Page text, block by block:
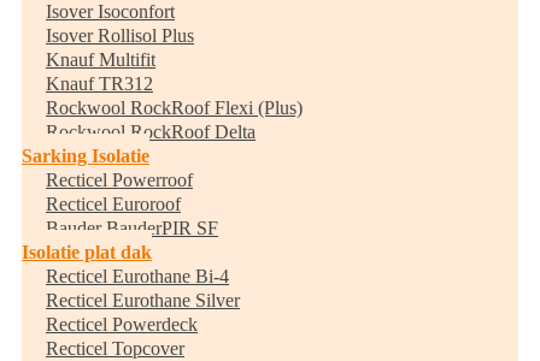
Isover Isoconfort
Isover Rollisol Plus
Knauf Multifit
Knauf TR312
Rockwool RockRoof Flexi (Plus)
Rockwool RockRoof Delta
Sarking Isolatie
Recticel Powerroof
Recticel Euroroof
Bauder BauderPIR SF
Isolatie plat dak
Recticel Eurothane Bi-4
Recticel Eurothane Silver
Recticel Powerdeck
Recticel Topcover